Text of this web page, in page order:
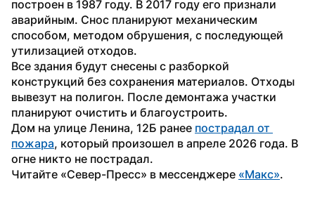
построен в 1987 году. В 2017 году его признали
аварийным. Снос планируют механическим
способом, методом обрушения, с последующей
утилизацией отходов.
Все здания будут снесены с разборкой
конструкций без сохранения материалов. Отходы
вывезут на полигон. После демонтажа участки
планируют очистить и благоустроить.
Дом на улице Ленина, 12Б ранее пострадал от
пожара, который произошел в апреле 2026 года. В
огне никто не пострадал.
Читайте «Север-Пресс» в мессенджере «Макс».